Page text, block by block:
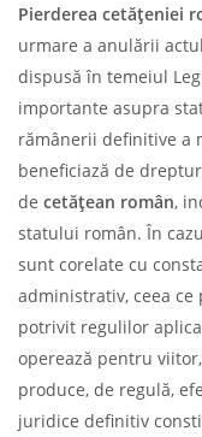
Pierderea cetățeniei
urmare a anulării
dispusă în temeiul
importante asupra
rămânerii definitive a
beneficiază de
de cetățean român,
statului român. În
sunt corelate cu
administrativ, ceea
potrivit regulilor
operează pentru
produce, de regulă,
juridice definitiv